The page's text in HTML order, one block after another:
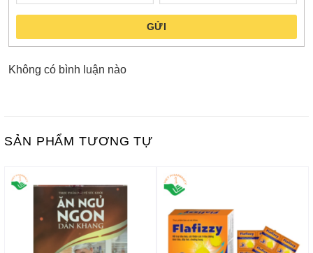
GỬI
Không có bình luận nào
SẢN PHẨM TƯƠNG TỰ